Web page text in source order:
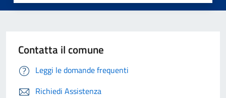
Contatta il comune
Leggi le domande frequenti
Richiedi Assistenza